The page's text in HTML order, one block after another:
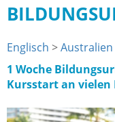
Englisch >Australien
1 Woche
Kursstart an vielen